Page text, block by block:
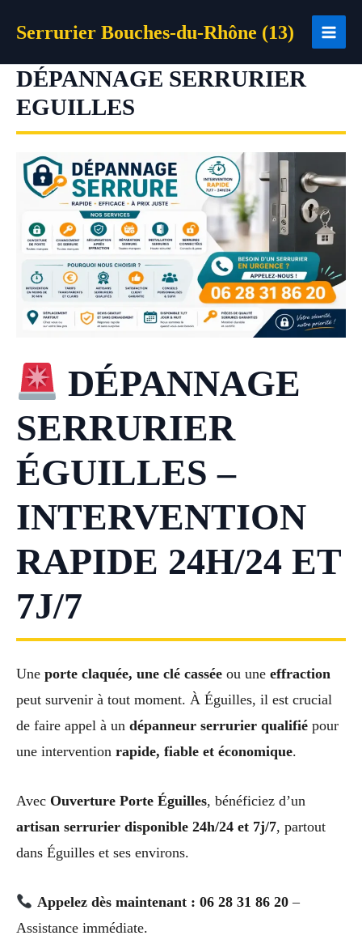
Serrurier Bouches-du-Rhône (13)
DÉPANNAGE SERRURIER
EGUILLES
DÉPANNAGE
SERRURIER
ÉGUILLES –
INTERVENTION
RAPIDE 24H/24 ET
7J/7
Une porte claquée, une clé cassée ou une effraction
peut survenir à tout moment. À Éguilles, il est crucial
de faire appel à un dépanneur serrurier qualifié pour
une intervention rapide, fiable et économique.
Avec Ouverture Porte Éguilles, bénéficiez d’un
artisan serrurier disponible 24h/24 et 7j/7, partout
dans Éguilles et ses environs.
Appelez dès maintenant : 06 28 31 86 20–
Assistance immédiate.